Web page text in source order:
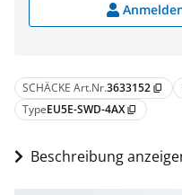
SCHÄCKE Art.Nr.3633152 content_copy
TypeEU5E-SWD-4AX content_copy
Beschreibung